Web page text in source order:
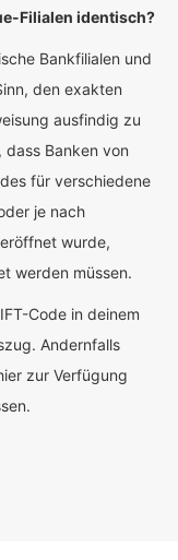
Filialen identisch?
Bankfilialen und
den exakten
ausfindig zu
dass Banken von
für verschiedene
je nach
wurde,
werden müssen.
Code in deinem
Andernfalls
zur Verfügung